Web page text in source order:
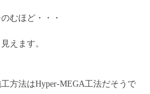
むほど・・・
えます。
方法はHyper-MEGA工法だそうで